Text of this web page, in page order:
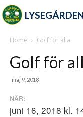
Home Golf för alla
Golf för
maj 9, 2018
NÄR:
juni 16, 2018 kl.